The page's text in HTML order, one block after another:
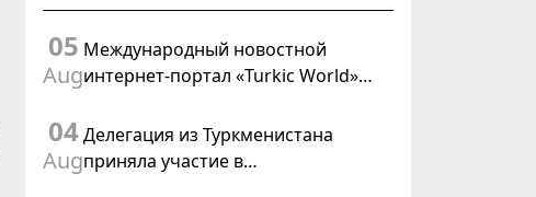
05
Aug
Международный новостной
интернет-портал «Turkic World»
подготовки и проведения
заседания Халк Маслахаты
04
Aug
Делегация из Туркменистана
приняла участие в